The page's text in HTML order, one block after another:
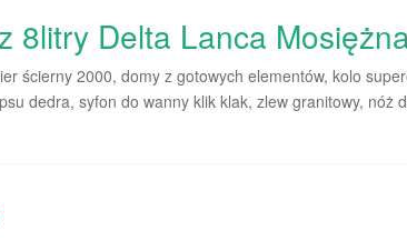
8litry Delta Lanca
ścierny 2000, domy z gotowych elementów, kolo
dedra, syfon do wanny klik klak, zlew granitowy, nóż